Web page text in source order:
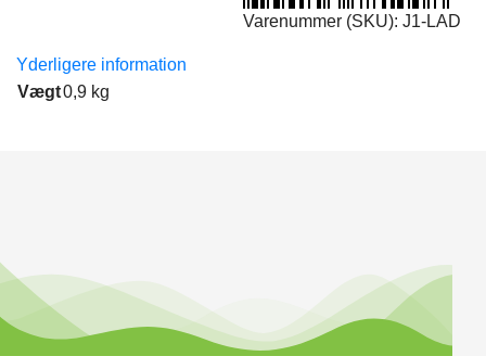
Varenummer (SKU): J1-LAD
Yderligere information
Vægt0,9 kg